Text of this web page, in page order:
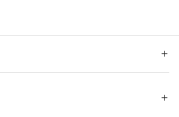
切な方へのギフトにも最適です。
はもちろん、リゾートスタイルや夏の装
するアイテムです。
）